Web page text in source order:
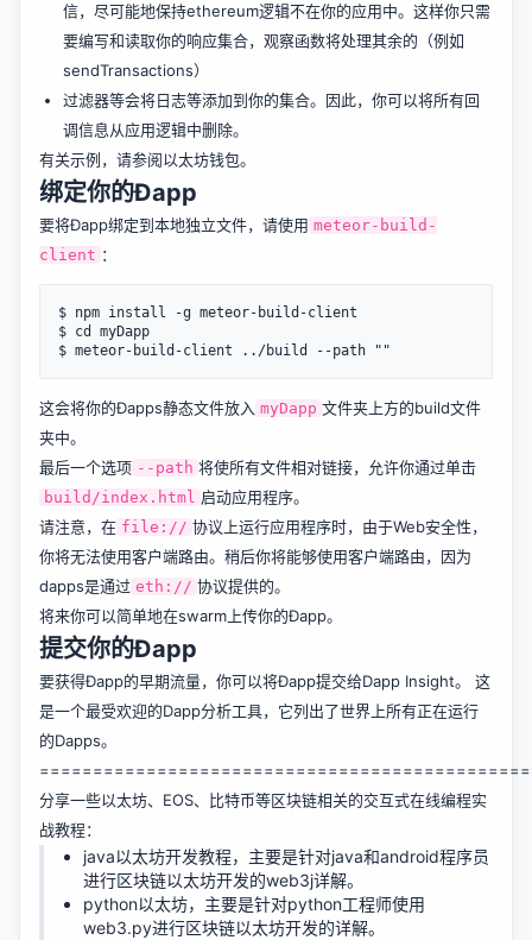
信，尽可能地保持ethereum逻辑不在你的应用中。这样你只需
要编写和读取你的响应集合，观察函数将处理其余的（例如
sendTransactions）
过滤器等会将日志等添加到你的集合。因此，你可以将所有回
调信息从应用逻辑中删除。
有关示例，请参阅以太坊钱包。
绑定你的Ðapp
要将Ðapp绑定到本地独立文件，请使用 meteor-build-
client ：
$ npm install -g meteor-build-client
$ cd myDapp
这会将你的Ðapps静态文件放入 myDapp 文件夹上方的build文件
夹中。
最后一个选项 --path 将使所有文件相对链接，允许你通过单击
build/index.html 启动应用程序。
请注意，在 file:// 协议上运行应用程序时，由于Web安全性，
你将无法使用客户端路由。稍后你将能够使用客户端路由，因为
dapps是通过 eth:// 协议提供的。
将来你可以简单地在swarm上传你的Ðapp。
提交你的Ðapp
要获得Ðapp的早期流量，你可以将Ðapp提交给Dapp Insight。 这
是一个最受欢迎的Dapp分析工具，它列出了世界上所有正在运行
的Dapps。
分享一些以太坊、EOS、比特币等区块链相关的交互式在线编程实
战教程：
java以太坊开发教程，主要是针对java和android程序员
进行区块链以太坊开发的web3j详解。
python以太坊，主要是针对python工程师使用
web3.py进行区块链以太坊开发的详解。